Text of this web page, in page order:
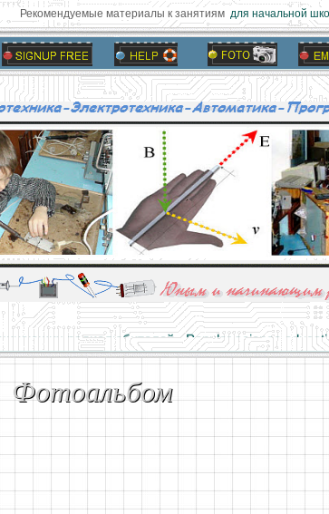
Рекомендуемые материалы к занятиямдля начальной
радиолюбителей - Popular science
- Basics of electricity, educational
Фотоальбом